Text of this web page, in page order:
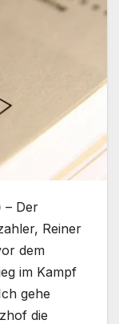
– Der
Reiner
dem
im Kampf
gehe
die